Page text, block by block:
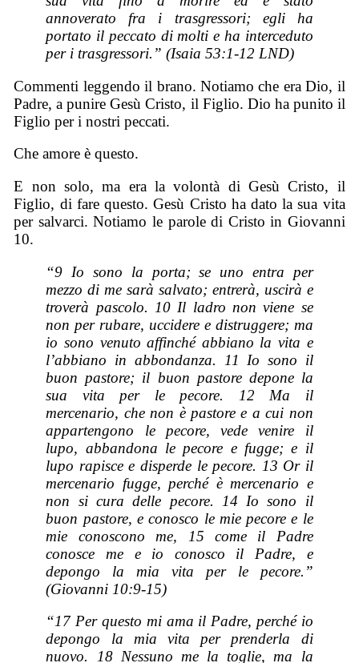
annoverato fra i trasgressori; egli ha
portato il peccato di molti e ha interceduto
per i trasgressori.” (Isaia 53:1-12 LND)
Commenti leggendo il brano. Notiamo che era Dio, il
Padre, a punire Gesù Cristo, il Figlio. Dio ha punito il
Figlio per i nostri peccati.
Che amore è questo.
E non solo, ma era la volontà di Gesù Cristo, il
Figlio, di fare questo. Gesù Cristo ha dato la sua vita
per salvarci. Notiamo le parole di Cristo in Giovanni
10.
“9 Io sono la porta; se uno entra per
mezzo di me sarà salvato; entrerà, uscirà e
troverà pascolo. 10 Il ladro non viene se
non per rubare, uccidere e distruggere; ma
io sono venuto affinché abbiano la vita e
l’abbiano in abbondanza. 11 Io sono il
buon pastore; il buon pastore depone la
sua vita per le pecore. 12 Ma il
mercenario, che non è pastore e a cui non
appartengono le pecore, vede venire il
lupo, abbandona le pecore e fugge; e il
lupo rapisce e disperde le pecore. 13 Or il
mercenario fugge, perché è mercenario e
non si cura delle pecore. 14 Io sono il
buon pastore, e conosco le mie pecore e le
mie conoscono me, 15 come il Padre
conosce me e io conosco il Padre, e
depongo la mia vita per le pecore.”
(Giovanni 10:9-15)
“17 Per questo mi ama il Padre, perché io
depongo la mia vita per prenderla di
nuovo. 18 Nessuno me la toglie, ma la